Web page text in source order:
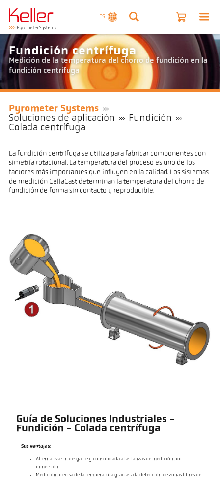
ES
Fundición centrífuga
Medición de la temperatura del chorro de fundición en la
fundición centrífuga
Pyrometer Systems
Soluciones de aplicación
Fundición
Colada centrífuga
La fundición centrífuga se utiliza para fabricar componentes con
simetría rotacional. La temperatura del proceso es uno de los
factores más importantes que influyen en la calidad. Los sistemas
de medición CellaCast determinan la temperatura del chorro de
fundición de forma sin contacto y reproducible.
Guía de Soluciones Industriales -
Fundición - Colada centrífuga
Sus ventajas:
Alternativa sin desgaste y consolidada a las lanzas de medición por
inmersión
Medición precisa de la temperatura gracias a la detección de zonas libres de